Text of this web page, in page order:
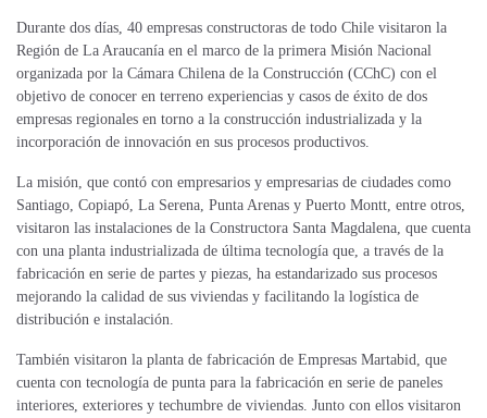
Durante dos días, 40 empresas constructoras de todo Chile visitaron la
Región de La Araucanía en el marco de la primera Misión Nacional
organizada por la Cámara Chilena de la Construcción (CChC) con el
objetivo de conocer en terreno experiencias y casos de éxito de dos
empresas regionales en torno a la construcción industrializada y la
incorporación de innovación en sus procesos productivos.
La misión, que contó con empresarios y empresarias de ciudades como
Santiago, Copiapó, La Serena, Punta Arenas y Puerto Montt, entre otros,
visitaron las instalaciones de la Constructora Santa Magdalena, que cuenta
con una planta industrializada de última tecnología que, a través de la
fabricación en serie de partes y piezas, ha estandarizado sus procesos
mejorando la calidad de sus viviendas y facilitando la logística de
distribución e instalación.
También visitaron la planta de fabricación de Empresas Martabid, que
cuenta con tecnología de punta para la fabricación en serie de paneles
interiores, exteriores y techumbre de viviendas. Junto con ellos visitaron